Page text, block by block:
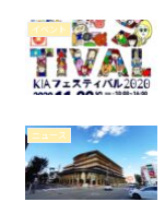
イベント
ニュース